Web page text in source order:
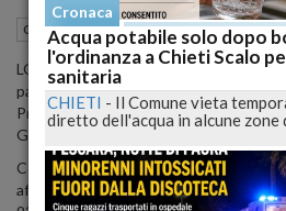
Cronaca dal mondo 23 Aprile 2015
LONDRA - Non vada a spese la Corona
parto della Duchessa di Cambridge
Principe William Windsor è già madre
George.
Come per il primo parto si affidano al
affittano l'intera ala privata per Kate
Cronaca
Acqua potabile solo dopo
l'ordinanza a Chieti Scalo
sanitaria
CHIETI - Il Comune vieta
diretto dell'acqua in alcune zone